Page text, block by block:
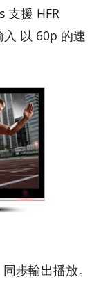
支援 HFR
以 60p 的速
歩輸出播放。